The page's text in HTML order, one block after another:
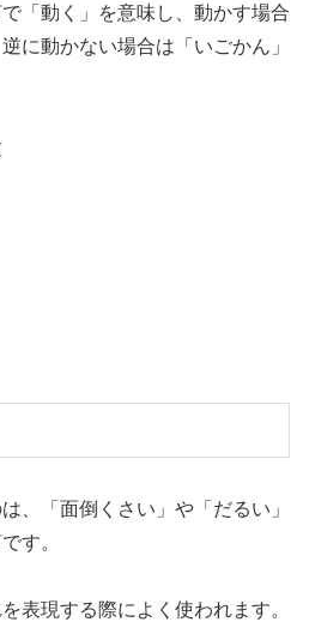
「動く」を意味し、動かす場合
に動かない場合は「いごかん」
、「面倒くさい」や「だるい」
す。
表現する際によく使われます。